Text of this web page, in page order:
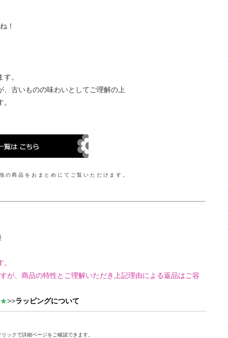
！
。
古いものの味わいとしてご理解の上
の商品をおまとめにてご覧いただけます。
が、商品の特性とご理解いただき上記理由による返品はご容
★>>ラッピングについて
リックで詳細ページをご確認できます。